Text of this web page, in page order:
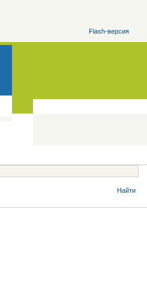
Flash-версия
Найти